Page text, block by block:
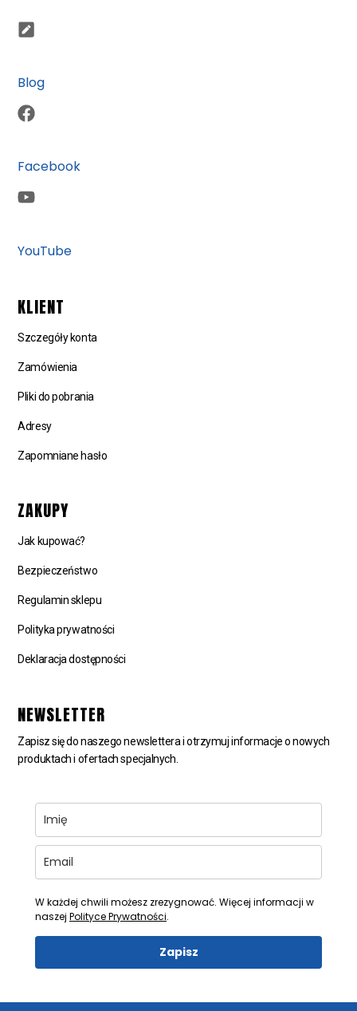
Blog
Facebook
YouTube
KLIENT
Szczegóły konta
Zamówienia
Pliki do pobrania
Adresy
Zapomniane hasło
ZAKUPY
Jak kupować?
Bezpieczeństwo
Regulamin sklepu
Polityka prywatności
Deklaracja dostępności
NEWSLETTER
Zapisz się do naszego newslettera i otrzymuj informacje o nowych
produktach i ofertach specjalnych.
W każdej chwili możesz zrezygnować. Więcej informacji w
naszej Polityce Prywatności.
Zapisz